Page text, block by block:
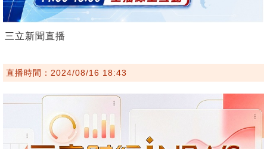
三立新聞直播
直播時間：2024/08/16 18:43